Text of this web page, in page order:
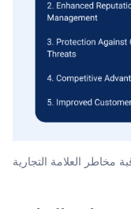
مخاطر العلامة التجارية